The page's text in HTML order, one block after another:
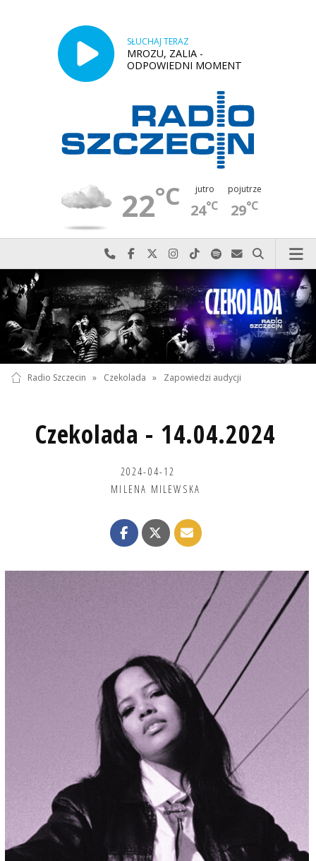
SŁUCHAJ TERAZ
MROZU, ZALIA -
ODPOWIEDNI MOMENT
22°C jutro
24°C
pojutrze
29°C
Najlepiej po prostu do nas zadzwoń
Odwiedź nas na Facebook-u
Odwiedź nas na X
Odwiedź nas na Instagram-ie
Odwiedź nas na TikTok-u
Szukaj nas na Spotify
Wyślij do nas
Szukaj
Radio Szczecin » Czekolada » Zapowiedzi audycji
Czekolada - 14.04.2024
2024-04-12
MILENA MILEWSKA